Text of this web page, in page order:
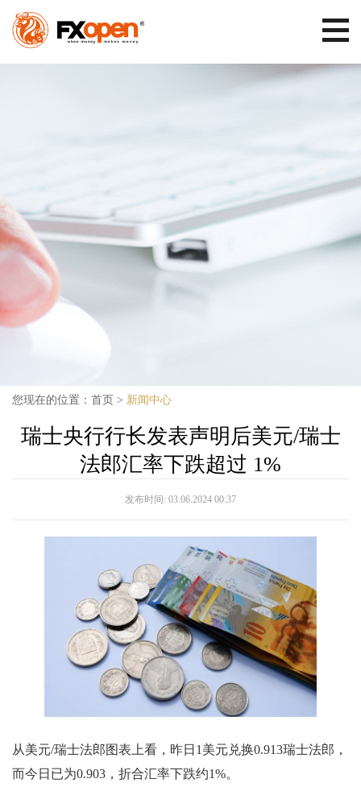
您现在的位置： 首页 > 新闻中心
瑞士央行行长发表声明后美元/瑞士
法郎汇率下跌超过 1%
发布时间: 03.06.2024 00:37
从美元/瑞士法郎图表上看，昨日1美元兑换0.913瑞士法郎，
而今日已为0.903，折合汇率下跌约1%。